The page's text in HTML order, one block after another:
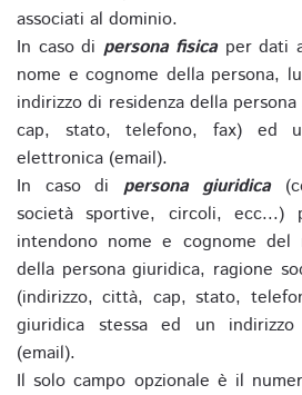
associati al dominio.
In caso di persona fisicaper dati
nome e cognome della persona,
indirizzo di residenza della
cap, stato, telefono, fax) ed
elettronica (email).
In caso di persona giuridica
società sportive, circoli, ecc...)
intendono nome e cognome del
della persona giuridica, ragione
(indirizzo, città, cap, stato,
giuridica stessa ed un
(email).
Il solo campo opzionale è il